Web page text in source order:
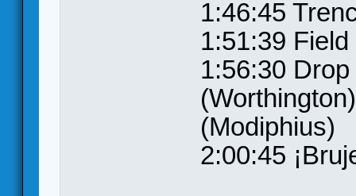
1:46:45
1:51:39
1:56:30
(Modiphius)
2:00:45